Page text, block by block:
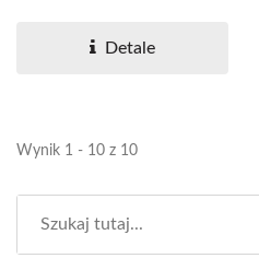
Detale
Wynik 1 - 10 z 10